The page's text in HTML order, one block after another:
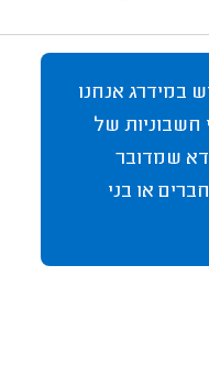
במידרג אנחנו
חשבוניות של
שמדובר
או בני